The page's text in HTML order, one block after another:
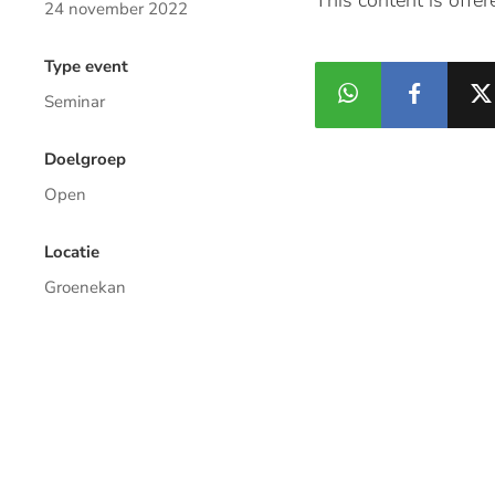
24 november 2022
Type event
Seminar
Doelgroep
Open
Locatie
Groenekan